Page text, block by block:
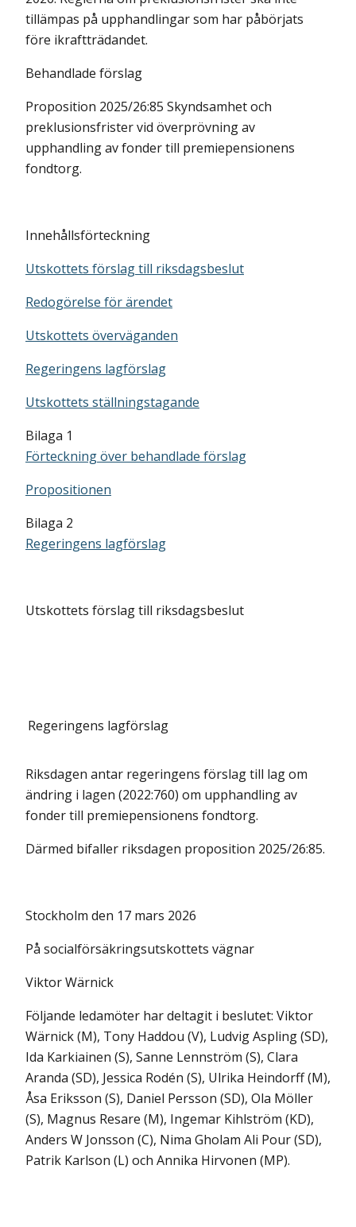
tillämpas på upphandlingar som har påbörjats
före ikraftträdandet.
Behandlade förslag
Proposition 2025/26:85 Skyndsamhet och
preklusionsfrister vid överprövning av
upphandling av fonder till premiepensionens
fondtorg.
Innehållsförteckning
Utskottets förslag till riksdagsbeslut
Redogörelse för ärendet
Utskottets överväganden
Regeringens lagförslag
Utskottets ställningstagande
Bilaga 1
Förteckning över behandlade förslag
Propositionen
Bilaga 2
Regeringens lagförslag
Utskottets förslag till riksdagsbeslut
Regeringens lagförslag
Riksdagen antar regeringens förslag till lag om
ändring i lagen (2022:760) om upphandling av
fonder till premiepensionens fondtorg.
Därmed bifaller riksdagen proposition 2025/26:85.
Stockholm den 17 mars 2026
På socialförsäkringsutskottets vägnar
Viktor Wärnick
Följande ledamöter har deltagit i beslutet: Viktor
Wärnick (M), Tony Haddou (V), Ludvig Aspling (SD),
Ida Karkiainen (S), Sanne Lennström (S), Clara
Aranda (SD), Jessica Rodén (S), Ulrika Heindorff (M),
Åsa Eriksson (S), Daniel Persson (SD), Ola Möller
(S), Magnus Resare (M), Ingemar Kihlström (KD),
Anders W Jonsson (C), Nima Gholam Ali Pour (SD),
Patrik Karlson (L) och Annika Hirvonen (MP).